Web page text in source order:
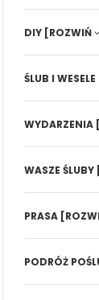
DIY [ROZWIŃ
ŚLUB I WESELE
WYDARZENIA
WASZE ŚLUBY
PRASA
PODRÓŻ